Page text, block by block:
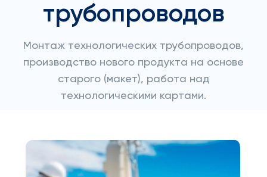
трубопроводов
Монтаж технологических трубопроводов,
производство нового продукта на основе
старого (макет), работа над
технологическими картами.